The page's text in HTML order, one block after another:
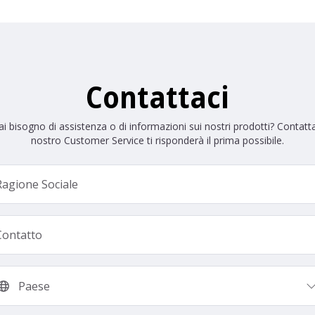
Contattaci
bisogno di assistenza o di informazioni sui nostri prodotti?
nostro Customer Service ti risponderà il prima possibile.